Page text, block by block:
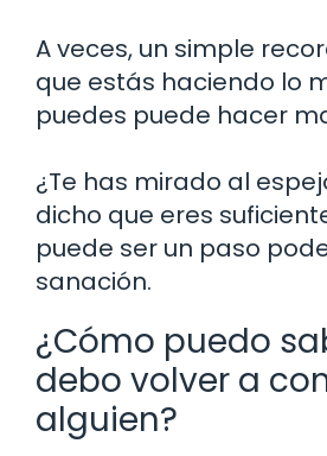
A veces, un simple
que estás haciendo lo
puedes puede hacer
¿Te has mirado al
dicho que eres
puede ser un paso
sanación.
¿Cómo puedo
debo volver a
alguien?